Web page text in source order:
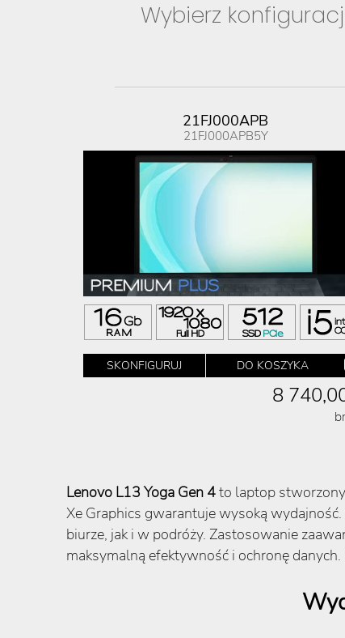
Wybierz
21FJ000APB
21FJ000APB5Y
SKONFIGURUJ DO KOSZYKA
8
Lenovo L13 Yoga Gen 4to laptop
Xe Graphics gwarantuje wysoką
biurze, jak i w podróży. Zastosowanie
maksymalną efektywność i ochronę